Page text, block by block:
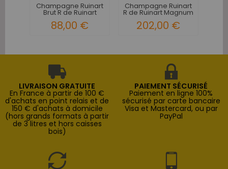
Champagne Ruinart
Brut R de Ruinart
88,00 €
Champagne Ruinart
R de Ruinart Magnum
202,00 €
LIVRAISON GRATUITE
En France à partir de 100 €
d'achats en point relais et de
150 € d'achats à domicile
(hors grands formats à partir
de 3 litres et hors caisses
bois)
PAIEMENT SÉCURISÉ
Paiement en ligne 100%
sécurisé par carte bancaire
Visa et Mastercard, ou par
PayPal